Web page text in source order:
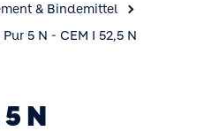
& Bindemittel
5 N - CEM I 52,5 N
N